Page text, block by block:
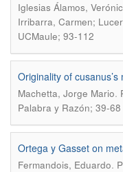
Iglesias Álamos,
Irribarra, Carmen;
UCMaule; 93-112
Originality of cusanus’s
Machetta, Jorge Mario.
Palabra y Razón; 39-68
Ortega y Gasset on
Fermandois, Eduardo.